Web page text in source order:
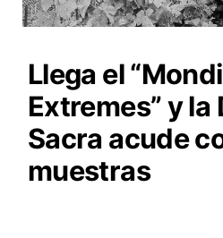
Llega el
Extremes” y la
Sacra acude
muestras